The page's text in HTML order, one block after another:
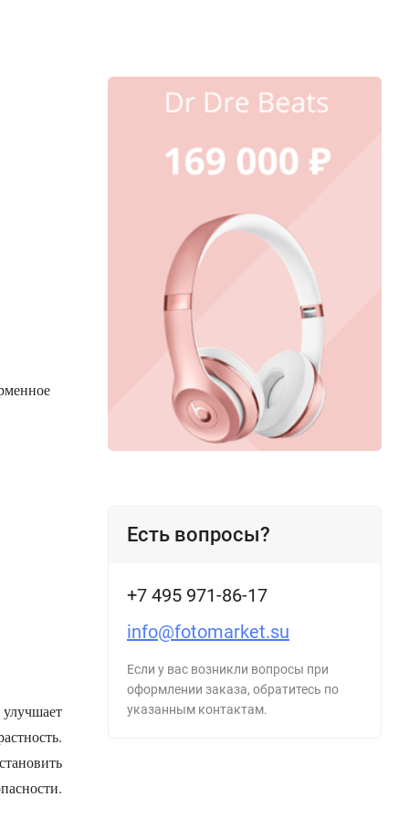
Есть вопросы?
+7 495 971-86-17
info@fotomarket.su
Если у вас возникли вопросы при
оформлении заказа, обратитесь по
указанным контактам.